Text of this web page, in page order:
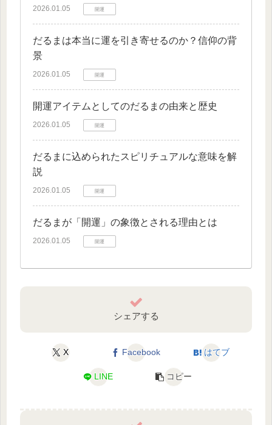
2026.01.05 開運
だるまは本当に運を引き寄せるのか？信仰の背
景
2026.01.05 開運
開運アイテムとしてのだるまの由来と歴史
2026.01.05 開運
だるまに込められたスピリチュアルな意味を解
説
2026.01.05 開運
だるまが「開運」の象徴とされる理由とは
2026.01.05 開運
シェアする
X Facebook はてブ
LINE コピー